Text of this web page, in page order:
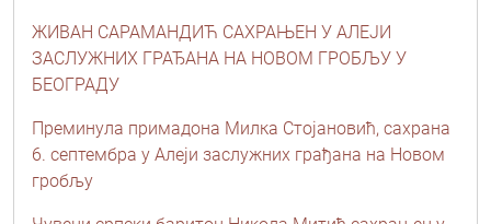
ЖИВАН САРАМАНДИЋ САХРАЊЕН У АЛЕЈИ
ЗАСЛУЖНИХ ГРАЂАНА НА НОВОМ ГРОБЉУ У
БЕОГРАДУ
Преминула примадона Милка Стојановић, сахрана
6. септембра у Алеји заслужних грађана на Новом
гробљу